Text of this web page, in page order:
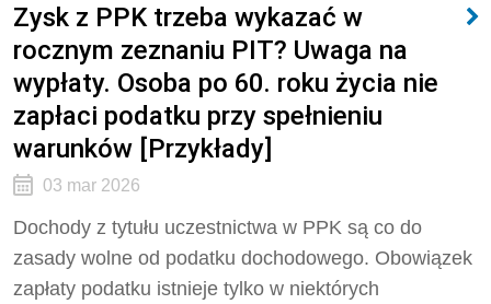
Zysk z PPK trzeba wykazać w
rocznym zeznaniu PIT? Uwaga na
wypłaty. Osoba po 60. roku życia nie
zapłaci podatku przy spełnieniu
warunków [Przykłady]
03 mar 2026
Dochody z tytułu uczestnictwa w PPK są co do
zasady wolne od podatku dochodowego. Obowiązek
zapłaty podatku istnieje tylko w niektórych